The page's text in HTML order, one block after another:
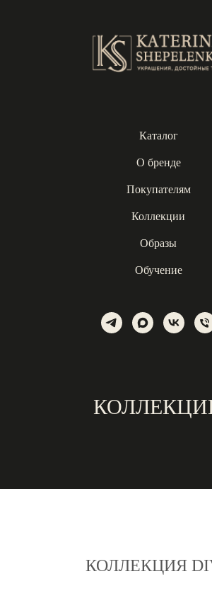
Каталог
О бренде
Покупателям
Коллекции
Образы
Обучение
КОЛЛЕКЦИЯ